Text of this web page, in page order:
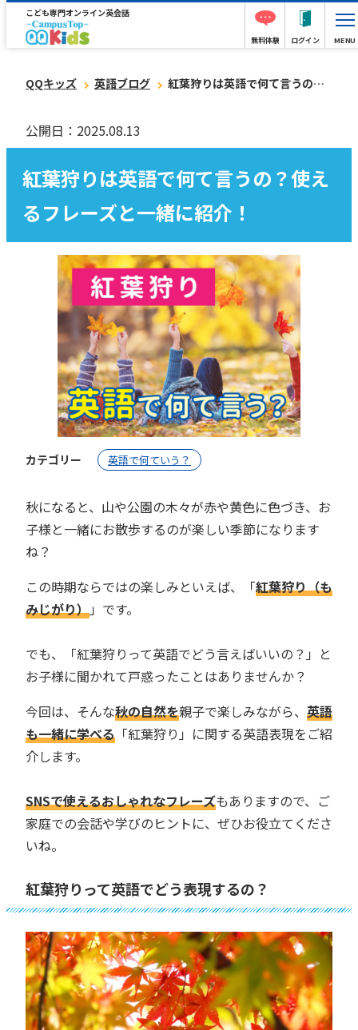
こども専門オンライン英会話
無料体験 ログイン MENU
QQキッズ 英語ブログ 紅葉狩りは英語で何て言うの？使えるフレーズと一緒に紹介！
公開日：2025.08.13
紅葉狩りは英語で何て言うの？使え
るフレーズと一緒に紹介！
カテゴリー 英語で何ていう？
秋になると、山や公園の木々が赤や黄色に色づき、お
子様と一緒にお散歩するのが楽しい季節になります
ね？
この時期ならではの楽しみといえば、「紅葉狩り（も
みじがり）」です。
でも、「紅葉狩りって英語でどう言えばいいの？」と
お子様に聞かれて戸惑ったことはありませんか？
今回は、そんな秋の自然を親子で楽しみながら、 英語
も一緒に学べる 「紅葉狩り」に関する英語表現をご紹
介します。
SNSで使えるおしゃれなフレーズもありますので、ご
家庭での会話や学びのヒントに、ぜひお役立てくださ
いね。
紅葉狩りって英語でどう表現するの？